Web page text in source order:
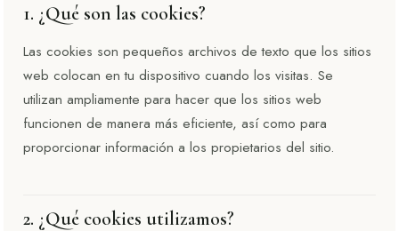
1. ¿Qué son las cookies?
Las cookies son pequeños archivos de texto que los sitios
web colocan en tu dispositivo cuando los visitas. Se
utilizan ampliamente para hacer que los sitios web
funcionen de manera más eficiente, así como para
proporcionar información a los propietarios del sitio.
2. ¿Qué cookies utilizamos?